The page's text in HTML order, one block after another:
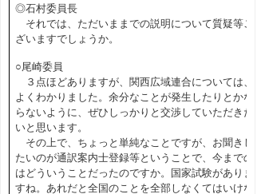
◎石村委員長
それでは、ただいままでの説明について質疑等ご
ざいますでしょうか。
○尾崎委員
３点ほどありますが、関西広域連合については、
よくわかりました。余分なことが発生したりとかな
らないように、ぜひしっかりと交渉していただきた
いと思います。
その上で、ちょっと単純なことですが、お聞きし
たいのが通訳案内士登録等ということで、今までの
はどういうことだったのですか。国家試験がありま
すね。あれだと全国のことを全部しなくてはいけな